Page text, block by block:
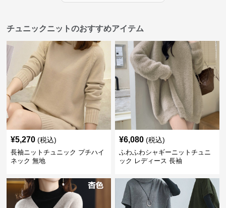
チュニックニットのおすすめアイテム
¥5,270 (税込)
長袖ニットチュニック プチハイ
ネック 無地
¥6,080 (税込)
ふわふわシャギーニットチュニ
ック レディース 長袖